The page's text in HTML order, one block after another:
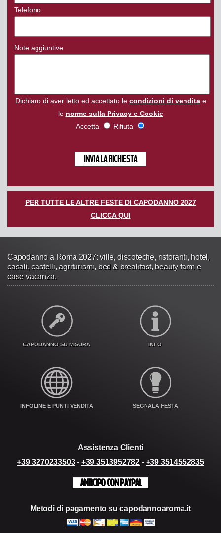
Telefono
Note aggiuntive
Dichiaro di aver letto ed accettato le condizioni di venditae
le norme sulla Privacy e Cookie
Accetta
Rifiuta
PER TUTTE LE ALTRE FESTE DI CAPODANNO 2027
CLICCA QUI
Capodanno a Roma 2027: ville, discoteche, ristoranti, hotel,
casali, castelli, agriturismi, bed & breakfast, beauty farm e
case vacanza.
CAPODANNO SU MISURA INFO
INFOLINE E PUNTI VENDITA SEGNALA FESTA
Assistenza Clienti
+39 3270233503- +39 3513952782 - +39 3514552835
ANTICIPO CON PAYPAL
Metodi di pagamento su capodannoaroma.it